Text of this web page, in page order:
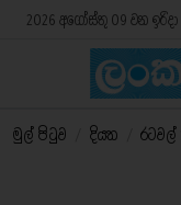
2026 අගෝස්තු 09 වන ඉරිදා
මුල් පිටුව දියත රටවල්